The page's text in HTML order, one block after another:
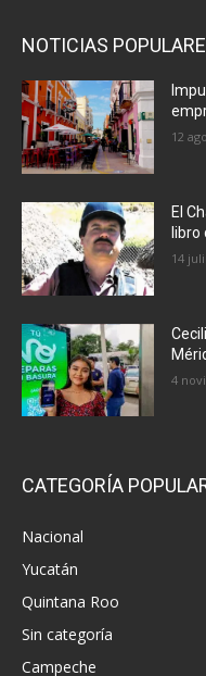
NOTICIAS
12
El
libro
14
4
CATEGORÍA
Nacional
Yucatán
Quintana Roo
Sin categoría
Campeche